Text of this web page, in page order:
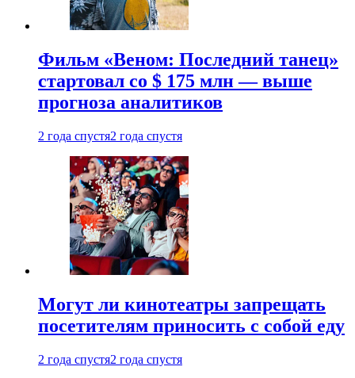
Фильм «Веном: Последний танец»
стартовал со $ 175 млн — выше
прогноза аналитиков
2 года спустя2 года спустя
Могут ли кинотеатры запрещать
посетителям приносить с собой еду
2 года спустя2 года спустя